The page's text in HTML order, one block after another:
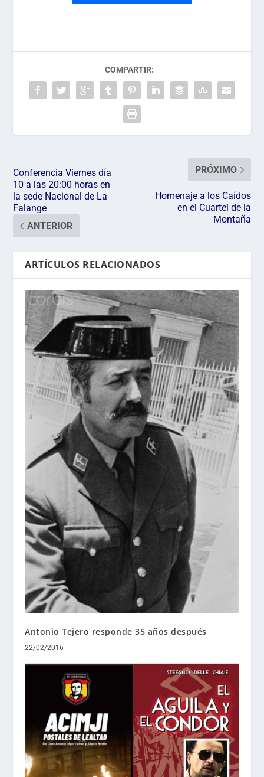
COMPARTIR:
Conferencia Viernes día
10 a las 20:00 horas en
la sede Nacional de La
Falange
ANTERIOR
PRÓXIMO
Homenaje a los Caídos
en el Cuartel de la
Montaña
ARTÍCULOS RELACIONADOS
Antonio Tejero responde 35 años después
22/02/2016